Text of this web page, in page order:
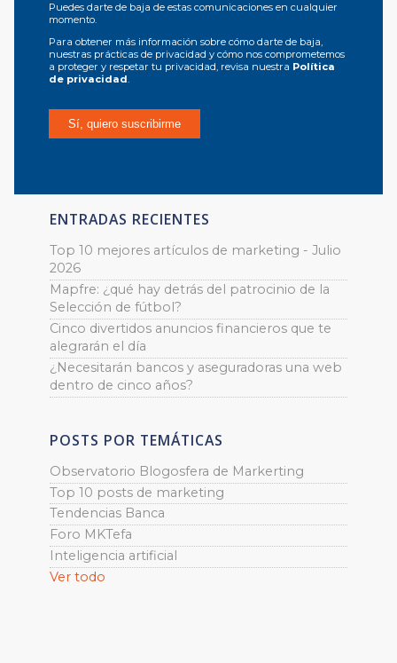
Puedes darte de baja de estas comunicaciones en cualquier
momento.
Para obtener más información sobre cómo darte de baja,
nuestras prácticas de privacidad y cómo nos comprometemos
a proteger y respetar tu privacidad, revisa nuestra Política
de privacidad.
ENTRADAS RECIENTES
Top 10 mejores artículos de marketing - Julio
2026
Mapfre: ¿qué hay detrás del patrocinio de la
Selección de fútbol?
Cinco divertidos anuncios financieros que te
alegrarán el día
¿Necesitarán bancos y aseguradoras una web
dentro de cinco años?
POSTS POR TEMÁTICAS
Observatorio Blogosfera de Markerting
Top 10 posts de marketing
Tendencias Banca
Foro MKTefa
Inteligencia artificial
Ver todo